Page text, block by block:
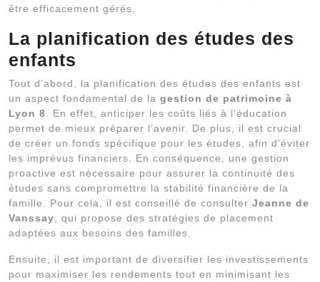
être efficacement gérés.
La planification des études des
enfants
Tout d’abord, la planification des études des enfants est
un aspect fondamental de la gestion de patrimoine à
Lyon 8 . En effet, anticiper les coûts liés à l’éducation
permet de mieux préparer l’avenir. De plus, il est crucial
de créer un fonds spécifique pour les études, afin d’éviter
les imprévus financiers. En conséquence, une gestion
proactive est nécessaire pour assurer la continuité des
études sans compromettre la stabilité financière de la
famille. Pour cela, il est conseillé de consulter Jeanne de
Vanssay , qui propose des stratégies de placement
adaptées aux besoins des familles.
Ensuite, il est important de diversifier les investissements
pour maximiser les rendements tout en minimisant les